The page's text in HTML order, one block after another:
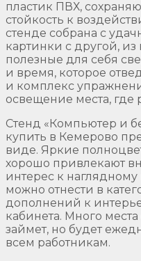
пластик ПВХ,
стойкость к
стенде собрана с
картинки с другой,
полезные для себя
и время, которое
и комплекс
освещение места, где
Стенд «Компьютер и
купить в Кемерово
виде. Яркие
хорошо привлекают
интерес к
можно отнести в
дополнений к
кабинета. Много
займет, но будет
всем работникам.